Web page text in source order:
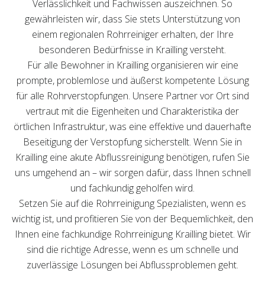
Verlässlichkeit und Fachwissen auszeichnen. So
gewährleisten wir, dass Sie stets Unterstützung von
einem regionalen Rohrreiniger erhalten, der Ihre
besonderen Bedürfnisse in Krailling versteht.
Für alle Bewohner in Krailling organisieren wir eine
prompte, problemlose und äußerst kompetente Lösung
für alle Rohrverstopfungen. Unsere Partner vor Ort sind
vertraut mit die Eigenheiten und Charakteristika der
örtlichen Infrastruktur, was eine effektive und dauerhafte
Beseitigung der Verstopfung sicherstellt. Wenn Sie in
Krailling eine akute Abflussreinigung benötigen, rufen Sie
uns umgehend an – wir sorgen dafür, dass Ihnen schnell
und fachkundig geholfen wird.
Setzen Sie auf die Rohrreinigung Spezialisten, wenn es
wichtig ist, und profitieren Sie von der Bequemlichkeit, den
Ihnen eine fachkundige Rohrreinigung Krailling bietet. Wir
sind die richtige Adresse, wenn es um schnelle und
zuverlässige Lösungen bei Abflussproblemen geht.